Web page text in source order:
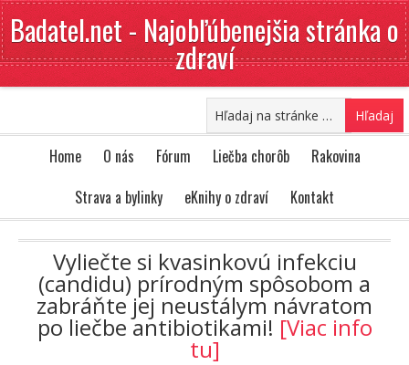
Badatel.net - Najobľúbenejšia stránka o
zdraví
Home O nás Fórum Liečba chorôb
Rakovina
Strava a bylinky
eKnihy o zdraví Kontakt
Vyliečte si kvasinkovú infekciu
(candidu) prírodným spôsobom a
zabráňte jej neustálym návratom
po liečbe antibiotikami! [Viac info
tu]